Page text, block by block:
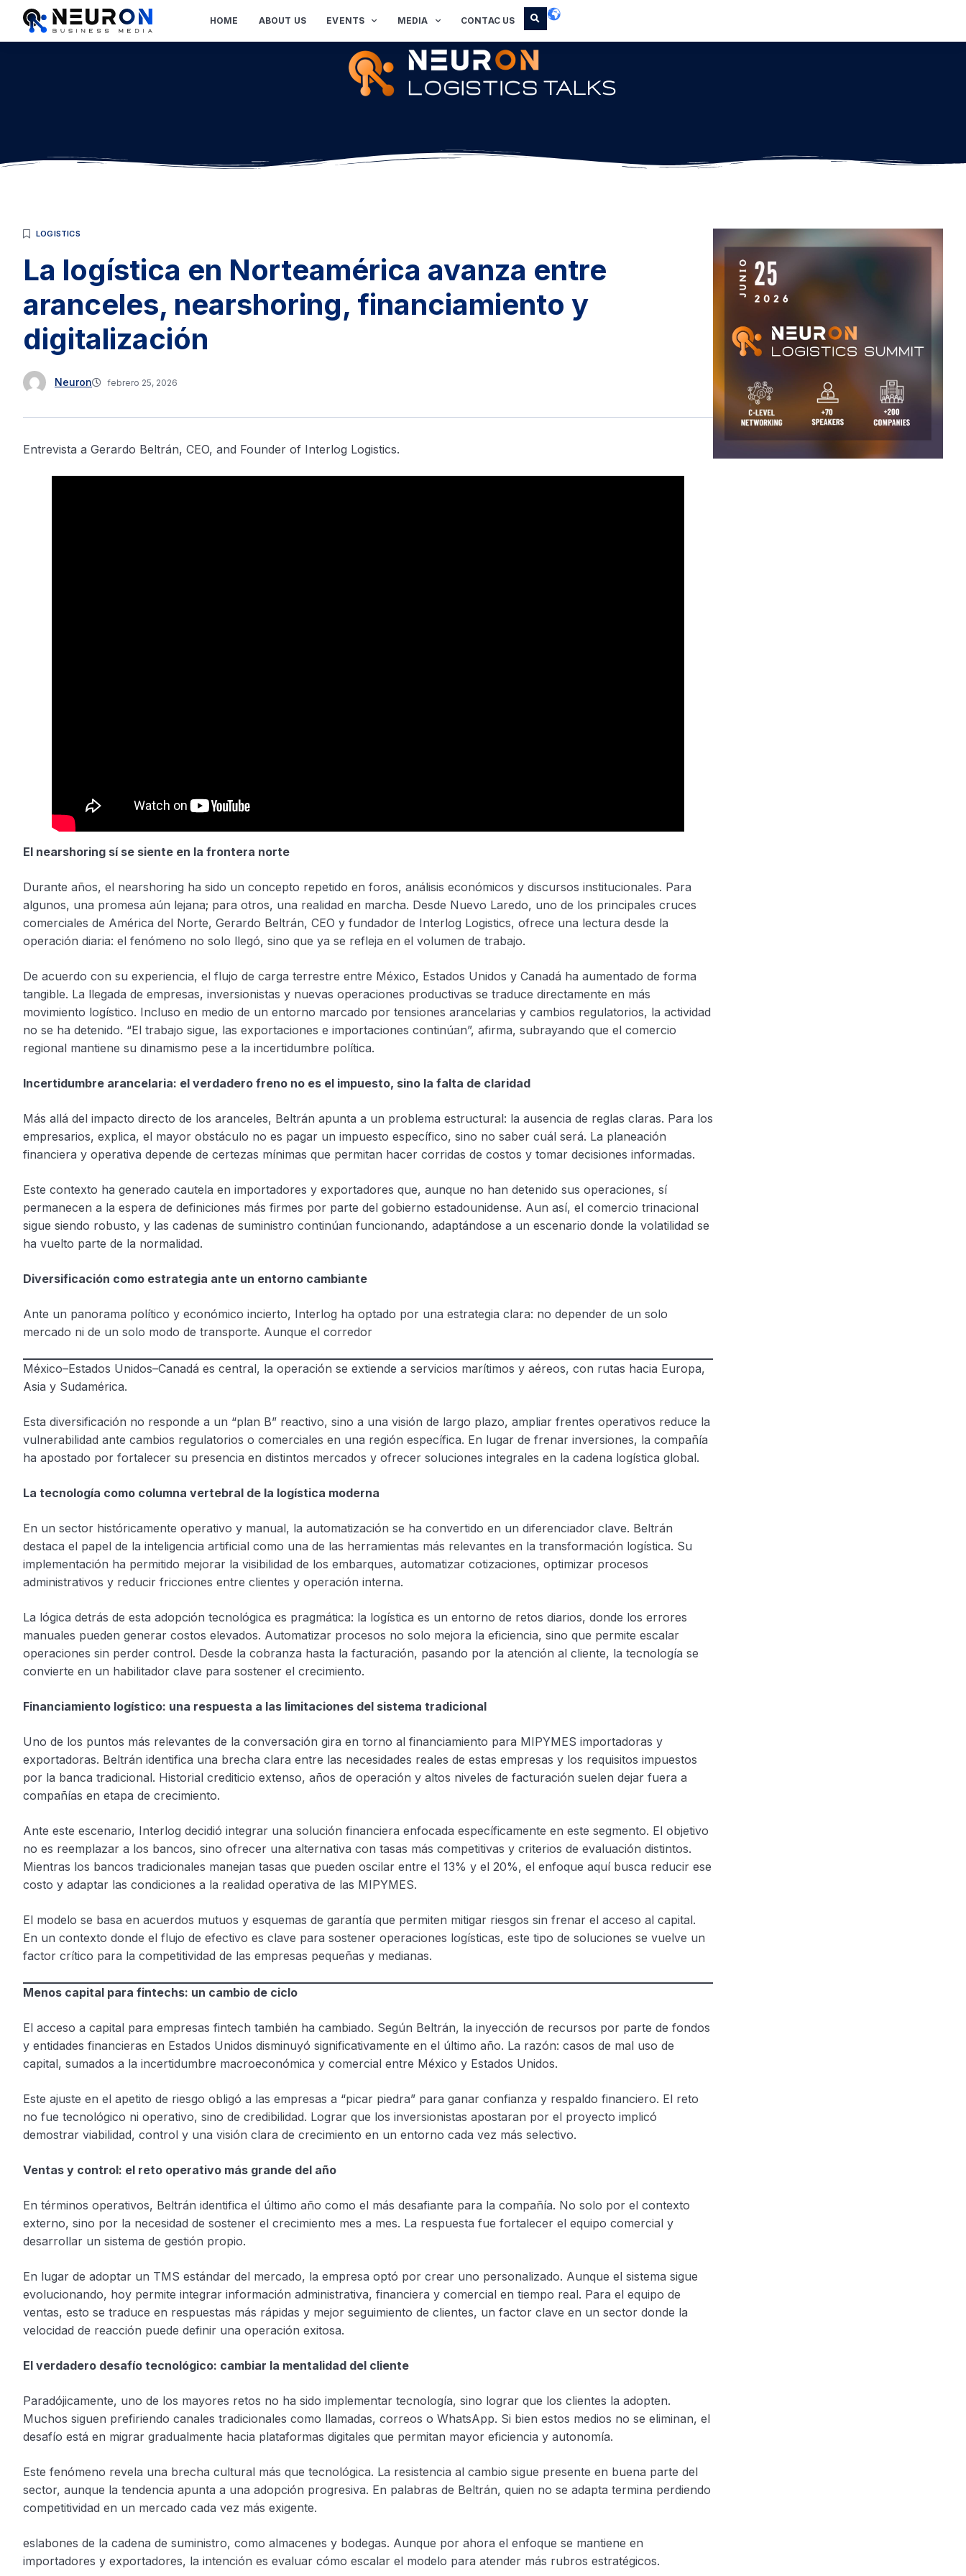
HOME ABOUT US EVENTS MEDIA CONTAC US
LOGISTICS
La logística en Norteamérica avanza entre
aranceles, nearshoring, financiamiento y
digitalización
Neuron febrero 25, 2026
Entrevista a Gerardo Beltrán, CEO, and Founder of Interlog Logistics.
El nearshoring sí se siente en la frontera norte
Durante años, el nearshoring ha sido un concepto repetido en foros, análisis económicos y discursos institucionales. Para
algunos, una promesa aún lejana; para otros, una realidad en marcha. Desde Nuevo Laredo, uno de los principales cruces
comerciales de América del Norte, Gerardo Beltrán, CEO y fundador de Interlog Logistics, ofrece una lectura desde la
operación diaria: el fenómeno no solo llegó, sino que ya se refleja en el volumen de trabajo.
De acuerdo con su experiencia, el flujo de carga terrestre entre México, Estados Unidos y Canadá ha aumentado de forma
tangible. La llegada de empresas, inversionistas y nuevas operaciones productivas se traduce directamente en más
movimiento logístico. Incluso en medio de un entorno marcado por tensiones arancelarias y cambios regulatorios, la actividad
no se ha detenido. “El trabajo sigue, las exportaciones e importaciones continúan”, afirma, subrayando que el comercio
regional mantiene su dinamismo pese a la incertidumbre política.
Incertidumbre arancelaria: el verdadero freno no es el impuesto, sino la falta de claridad
Más allá del impacto directo de los aranceles, Beltrán apunta a un problema estructural: la ausencia de reglas claras. Para los
empresarios, explica, el mayor obstáculo no es pagar un impuesto específico, sino no saber cuál será. La planeación
financiera y operativa depende de certezas mínimas que permitan hacer corridas de costos y tomar decisiones informadas.
Este contexto ha generado cautela en importadores y exportadores que, aunque no han detenido sus operaciones, sí
permanecen a la espera de definiciones más firmes por parte del gobierno estadounidense. Aun así, el comercio trinacional
sigue siendo robusto, y las cadenas de suministro continúan funcionando, adaptándose a un escenario donde la volatilidad se
ha vuelto parte de la normalidad.
Diversificación como estrategia ante un entorno cambiante
Ante un panorama político y económico incierto, Interlog ha optado por una estrategia clara: no depender de un solo
mercado ni de un solo modo de transporte. Aunque el corredor
México–Estados Unidos–Canadá es central, la operación se extiende a servicios marítimos y aéreos, con rutas hacia Europa,
Asia y Sudamérica.
Esta diversificación no responde a un “plan B” reactivo, sino a una visión de largo plazo, ampliar frentes operativos reduce la
vulnerabilidad ante cambios regulatorios o comerciales en una región específica. En lugar de frenar inversiones, la compañía
ha apostado por fortalecer su presencia en distintos mercados y ofrecer soluciones integrales en la cadena logística global.
La tecnología como columna vertebral de la logística moderna
En un sector históricamente operativo y manual, la automatización se ha convertido en un diferenciador clave. Beltrán
destaca el papel de la inteligencia artificial como una de las herramientas más relevantes en la transformación logística. Su
implementación ha permitido mejorar la visibilidad de los embarques, automatizar cotizaciones, optimizar procesos
administrativos y reducir fricciones entre clientes y operación interna.
La lógica detrás de esta adopción tecnológica es pragmática: la logística es un entorno de retos diarios, donde los errores
manuales pueden generar costos elevados. Automatizar procesos no solo mejora la eficiencia, sino que permite escalar
operaciones sin perder control. Desde la cobranza hasta la facturación, pasando por la atención al cliente, la tecnología se
convierte en un habilitador clave para sostener el crecimiento.
Financiamiento logístico: una respuesta a las limitaciones del sistema tradicional
Uno de los puntos más relevantes de la conversación gira en torno al financiamiento para MIPYMES importadoras y
exportadoras. Beltrán identifica una brecha clara entre las necesidades reales de estas empresas y los requisitos impuestos
por la banca tradicional. Historial crediticio extenso, años de operación y altos niveles de facturación suelen dejar fuera a
compañías en etapa de crecimiento.
Ante este escenario, Interlog decidió integrar una solución financiera enfocada específicamente en este segmento. El objetivo
no es reemplazar a los bancos, sino ofrecer una alternativa con tasas más competitivas y criterios de evaluación distintos.
Mientras los bancos tradicionales manejan tasas que pueden oscilar entre el 13% y el 20%, el enfoque aquí busca reducir ese
costo y adaptar las condiciones a la realidad operativa de las MIPYMES.
El modelo se basa en acuerdos mutuos y esquemas de garantía que permiten mitigar riesgos sin frenar el acceso al capital.
En un contexto donde el flujo de efectivo es clave para sostener operaciones logísticas, este tipo de soluciones se vuelve un
factor crítico para la competitividad de las empresas pequeñas y medianas.
Menos capital para fintechs: un cambio de ciclo
El acceso a capital para empresas fintech también ha cambiado. Según Beltrán, la inyección de recursos por parte de fondos
y entidades financieras en Estados Unidos disminuyó significativamente en el último año. La razón: casos de mal uso de
capital, sumados a la incertidumbre macroeconómica y comercial entre México y Estados Unidos.
Este ajuste en el apetito de riesgo obligó a las empresas a “picar piedra” para ganar confianza y respaldo financiero. El reto
no fue tecnológico ni operativo, sino de credibilidad. Lograr que los inversionistas apostaran por el proyecto implicó
demostrar viabilidad, control y una visión clara de crecimiento en un entorno cada vez más selectivo.
Ventas y control: el reto operativo más grande del año
En términos operativos, Beltrán identifica el último año como el más desafiante para la compañía. No solo por el contexto
externo, sino por la necesidad de sostener el crecimiento mes a mes. La respuesta fue fortalecer el equipo comercial y
desarrollar un sistema de gestión propio.
En lugar de adoptar un TMS estándar del mercado, la empresa optó por crear uno personalizado. Aunque el sistema sigue
evolucionando, hoy permite integrar información administrativa, financiera y comercial en tiempo real. Para el equipo de
ventas, esto se traduce en respuestas más rápidas y mejor seguimiento de clientes, un factor clave en un sector donde la
velocidad de reacción puede definir una operación exitosa.
El verdadero desafío tecnológico: cambiar la mentalidad del cliente
Paradójicamente, uno de los mayores retos no ha sido implementar tecnología, sino lograr que los clientes la adopten.
Muchos siguen prefiriendo canales tradicionales como llamadas, correos o WhatsApp. Si bien estos medios no se eliminan, el
desafío está en migrar gradualmente hacia plataformas digitales que permitan mayor eficiencia y autonomía.
Este fenómeno revela una brecha cultural más que tecnológica. La resistencia al cambio sigue presente en buena parte del
sector, aunque la tendencia apunta a una adopción progresiva. En palabras de Beltrán, quien no se adapta termina perdiendo
competitividad en un mercado cada vez más exigente.
eslabones de la cadena de suministro, como almacenes y bodegas. Aunque por ahora el enfoque se mantiene en
importadores y exportadores, la intención es evaluar cómo escalar el modelo para atender más rubros estratégicos.